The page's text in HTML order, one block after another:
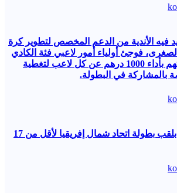
فيه الأندية من الدعم المخصص لتطوير كرة
فوجئ أولياء أمور لاعبي فئة الكادي
في أحد الأندية بمطالبتهم بأداء 1000 درهم عن كل لاعب لتغطية
بالمشاركة في البطولة.
لبؤات الأطلس يتوجن بلقب بطولة اتحاد شمال إفريقيا لأقل من 17